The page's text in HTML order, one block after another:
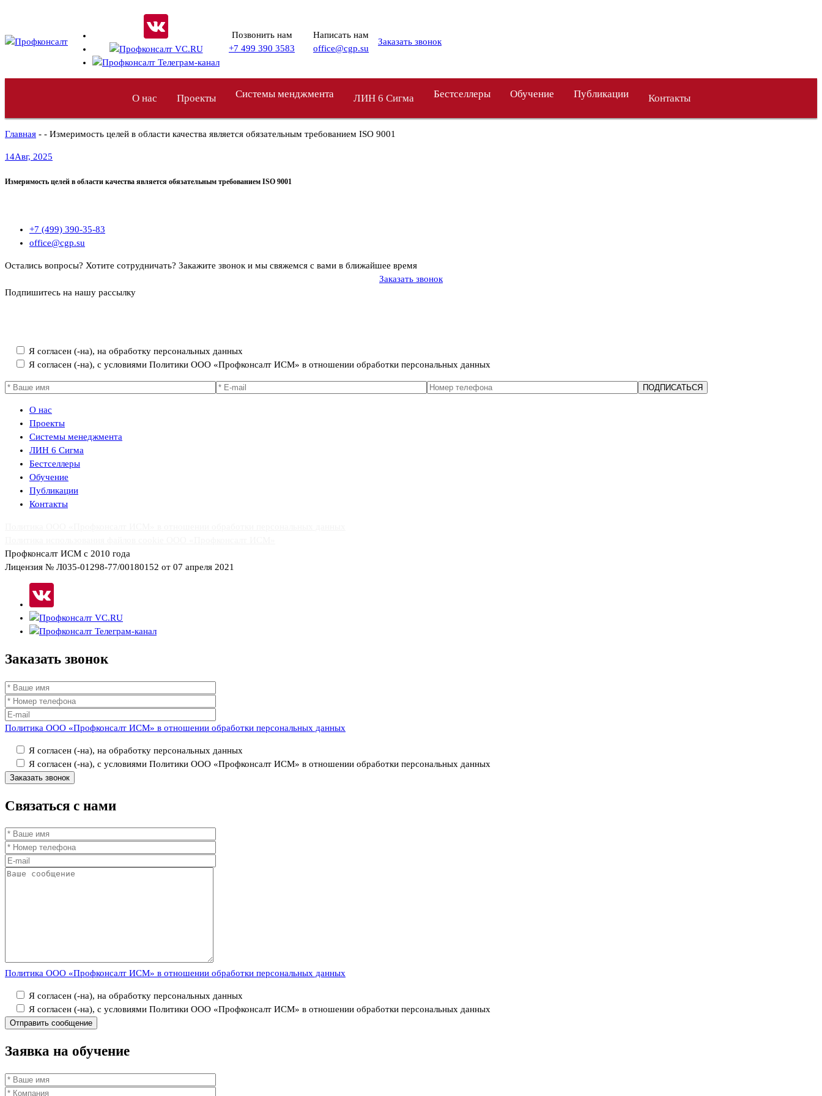
содержимому
Позвонить нам
+7 499 390 3583
Написать нам
office@cgp.su
Заказать звонок
О нас Проекты Системы менджмента ЛИН 6 Сигма Бестселлеры Обучение Публикации Контакты
Главная - - Измеримость целей в области качества является обязательным требованием ISO 9001
14Авг, 2025
Измеримость целей в области качества является обязательным требованием ISO 9001
+7 (499) 390-35-83
office@cgp.su
Остались вопросы? Хотите сотрудничать? Закажите звонок и мы свяжемся с вами в ближайшее время
Заказать звонок
Подпишитесь на нашу рассылку
Я согласен (-на), на обработку персональных данных
Я согласен (-на), с условиями Политики ООО «Профконсалт ИСМ» в отношении обработки персональных данных
О нас
Проекты
Системы менеджмента
ЛИН 6 Сигма
Бестселлеры
Обучение
Публикации
Контакты
Профконсалт ИСМ с 2010 года
Лицензия № Л035-01298-77/00180152 от 07 апреля 2021
Заказать звонок
Политика ООО «Профконсалт ИСМ» в отношении обработки персональных данных
Я согласен (-на), на обработку персональных данных
Я согласен (-на), с условиями Политики ООО «Профконсалт ИСМ» в отношении обработки персональных данных
Связаться с нами
Политика ООО «Профконсалт ИСМ» в отношении обработки персональных данных
Я согласен (-на), на обработку персональных данных
Я согласен (-на), с условиями Политики ООО «Профконсалт ИСМ» в отношении обработки персональных данных
Заявка на обучение